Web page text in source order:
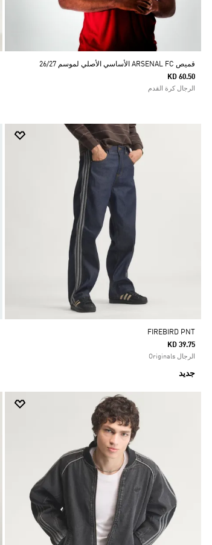
قميص ARSENAL FC الأساسي الأصلي لموسم 26/27
KD 60.50
الرجال كرة القدم
FIREBIRD PNT
KD 39.75
الرجال Originals
جديد